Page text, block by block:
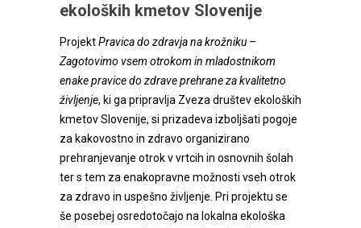
ekoloških kmetov Slovenije
ProjektPravica do zdravja na krožniku –
Zagotovimo vsem otrokom in mladostnikom
enake pravice do zdrave prehrane za kvalitetno
življenje, ki ga pripravlja Zveza društev ekoloških
kmetov Slovenije, si prizadeva izboljšati pogoje
za kakovostno in zdravo organizirano
prehranjevanje otrok v vrtcih in osnovnih šolah
ter s tem za enakopravne možnosti vseh otrok
za zdravo in uspešno življenje. Pri projektu se
še posebej osredotočajo na lokalna ekološka